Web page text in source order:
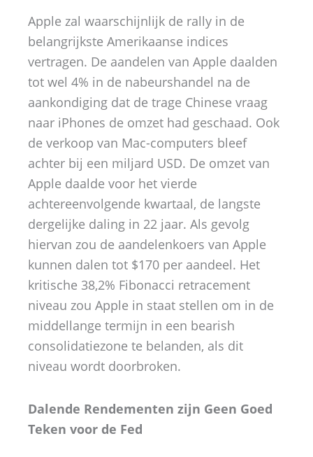
Apple zal waarschijnlijk de rally in de
belangrijkste Amerikaanse indices
vertragen. De aandelen van Apple daalden
tot wel 4% in de nabeurshandel na de
aankondiging dat de trage Chinese vraag
naar iPhones de omzet had geschaad. Ook
de verkoop van Mac-computers bleef
achter bij een miljard USD. De omzet van
Apple daalde voor het vierde
achtereenvolgende kwartaal, de langste
dergelijke daling in 22 jaar. Als gevolg
hiervan zou de aandelenkoers van Apple
kunnen dalen tot $170 per aandeel. Het
kritische 38,2% Fibonacci retracement
niveau zou Apple in staat stellen om in de
middellange termijn in een bearish
consolidatiezone te belanden, als dit
niveau wordt doorbroken.
Dalende Rendementen zijn Geen Goed
Teken voor de Fed